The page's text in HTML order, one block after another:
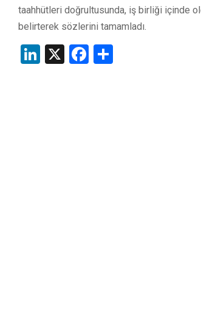
taahhütleri doğrultusunda, iş birliği içinde
belirterek sözlerini tamamladı.
LinkedIn
X Facebook